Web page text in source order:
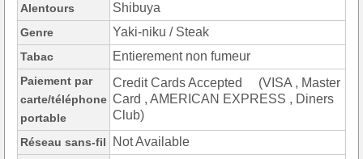
Alentours Shibuya
Genre Yaki-niku / Steak
Tabac Entierement non fumeur
Paiement par
carte/téléphone
portable
Credit Cards Accepted (VISA , Master
Card , AMERICAN EXPRESS , Diners
Club)
Réseau sans-fil Not Available